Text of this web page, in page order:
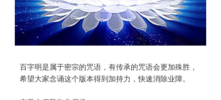
百字明是属于密宗的咒语，有传承的咒语会更加殊胜，
希望大家念诵这个版本得到加持力，快速消除业障。